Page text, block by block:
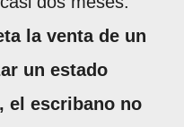
la venta de un
un estado
el escribano no